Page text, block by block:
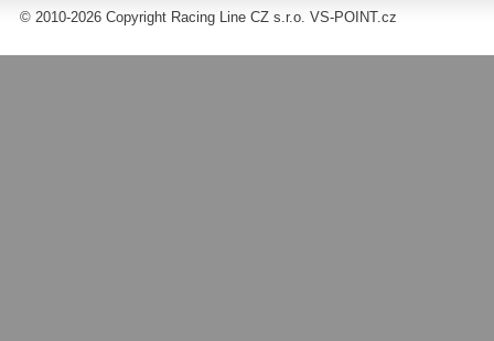
© 2010-2026 Copyright Racing Line CZ s.r.o. VS-POINT.cz